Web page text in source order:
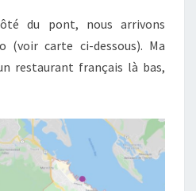
du pont, nous arrivons
(voir carte ci-dessous). Ma
restaurant français là bas,